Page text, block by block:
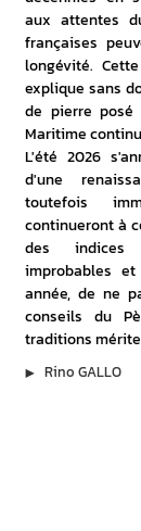
aux attentes
françaises
longévité.
explique sans
de pierre
Maritime
L'été 2026
d'une
toutefois
continueront à
des indices
improbables
année, de ne
conseils du
traditions
▶︎ Rino GALLO